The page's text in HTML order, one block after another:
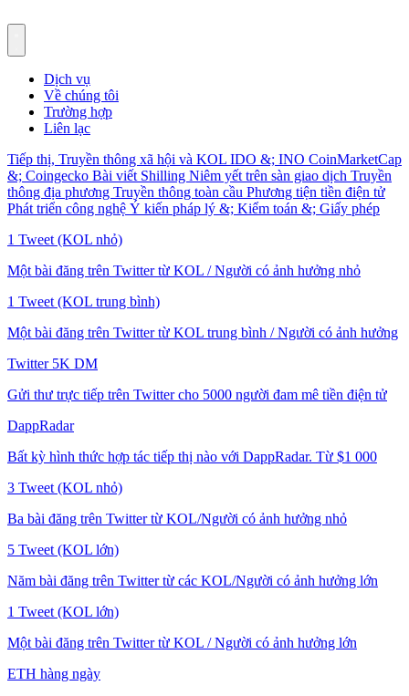
Dịch vụ
Về chúng tôi
Trường hợp
Liên lạc
Tiếp thị, Truyền thông xã hội và KOL IDO &; INO CoinMarketCap
&; Coingecko Bài viết Shilling Niêm yết trên sàn giao dịch Truyền
thông địa phương Truyền thông toàn cầu Phương tiện tiền điện tử
Phát triển công nghệ Ý kiến pháp lý &; Kiểm toán &; Giấy phép
1 Tweet (KOL nhỏ)
Một bài đăng trên Twitter từ KOL / Người có ảnh hưởng nhỏ
1 Tweet (KOL trung bình)
Một bài đăng trên Twitter từ KOL trung bình / Người có ảnh hưởng
Twitter 5K DM
Gửi thư trực tiếp trên Twitter cho 5000 người đam mê tiền điện tử
DappRadar
Bất kỳ hình thức hợp tác tiếp thị nào với DappRadar. Từ $1 000
3 Tweet (KOL nhỏ)
Ba bài đăng trên Twitter từ KOL/Người có ảnh hưởng nhỏ
5 Tweet (KOL lớn)
Năm bài đăng trên Twitter từ các KOL/Người có ảnh hưởng lớn
1 Tweet (KOL lớn)
Một bài đăng trên Twitter từ KOL / Người có ảnh hưởng lớn
ETH hàng ngày